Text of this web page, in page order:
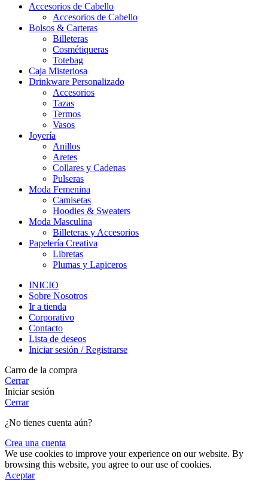
Accesorios de Cabello
Accesorios de Cabello
Bolsos & Carteras
Billeteras
Cosmétiqueras
Totebag
Caja Misteriosa
Drinkware Personalizado
Accesorios
Tazas
Termos
Vasos
Joyería
Anillos
Aretes
Collares y Cadenas
Pulseras
Moda Femenina
Camisetas
Hoodies & Sweaters
Moda Masculina
Billeteras y Accesorios
Papelería Creativa
Libretas
Plumas y Lapiceros
INICIO
Sobre Nosotros
Ir a tienda
Corporativo
Contacto
Lista de deseos
Iniciar sesión / Registrarse
Carro de la compra
Cerrar
Iniciar sesión
Cerrar
¿No tienes cuenta aún?
Crea una cuenta
We use cookies to improve your experience on our website. By
browsing this website, you agree to our use of cookies.
Aceptar